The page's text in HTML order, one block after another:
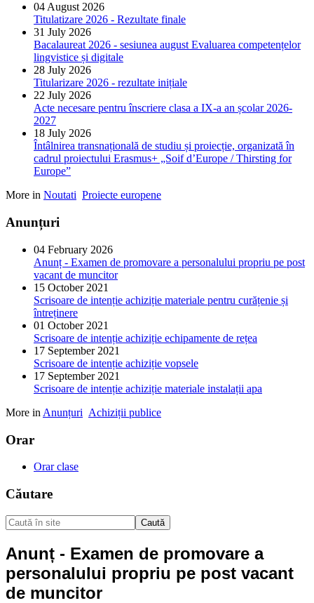
04 August 2026
Titulatizare 2026 - Rezultate finale
31 July 2026
Bacalaureat 2026 - sesiunea august Evaluarea competențelor
lingvistice și digitale
28 July 2026
Titularizare 2026 - rezultate inițiale
22 July 2026
Acte necesare pentru înscriere clasa a IX-a an școlar 2026-
2027
18 July 2026
Întâlnirea transnațională de studiu și proiecție, organizată în
cadrul proiectului Erasmus+ „Soif d’Europe / Thirsting for
Europe”
More in Noutati Proiecte europene
Anunțuri
04 February 2026
Anunț - Examen de promovare a personalului propriu pe post
vacant de muncitor
15 October 2021
Scrisoare de intenție achiziție materiale pentru curățenie și
întreținere
01 October 2021
Scrisoare de intenție achiziție echipamente de rețea
17 September 2021
Scrisoare de intenție achiziție vopsele
17 September 2021
Scrisoare de intenție achiziție materiale instalații apa
More in Anunțuri Achiziții publice
Orar
Orar clase
Căutare
Caută
Anunț - Examen de promovare a
personalului propriu pe post vacant
de muncitor